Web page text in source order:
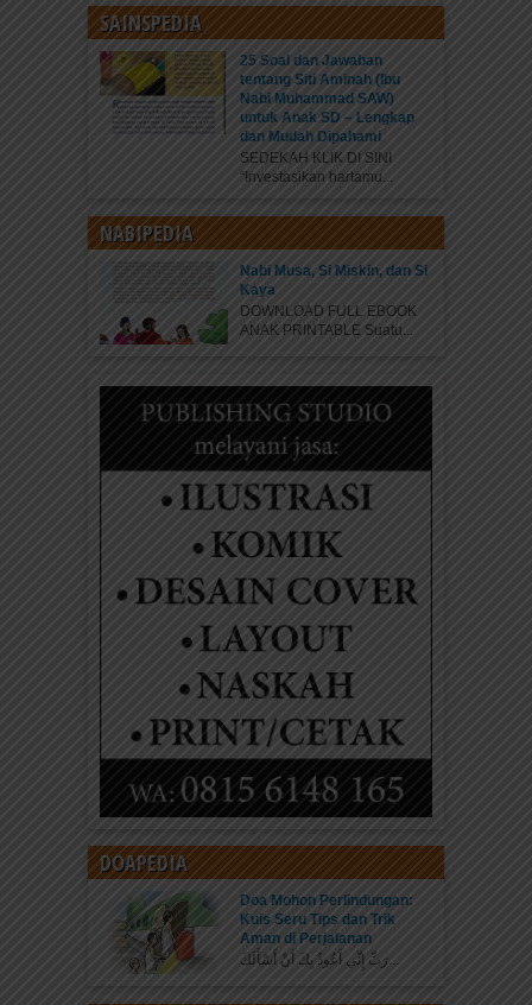
SAINSPEDIA
25 Soal dan Jawaban
tentang Siti Aminah (Ibu
Nabi Muhammad SAW)
untuk Anak SD – Lengkap
dan Mudah Dipahami
SEDEKAH KLIK DI SINI
“Investasikan hartamu...
NABIPEDIA
Nabi Musa, Si Miskin, dan Si
Kaya
DOWNLOAD FULL EBOOK
ANAK PRINTABLE Suatu...
DOAPEDIA
Doa Mohon Perlindungan:
Kuis Seru Tips dan Trik
Aman di Perjalanan
رَبِّ إِنِّي أَعُوذُ بِكَ أَنْ أَسْأَلَكَ...